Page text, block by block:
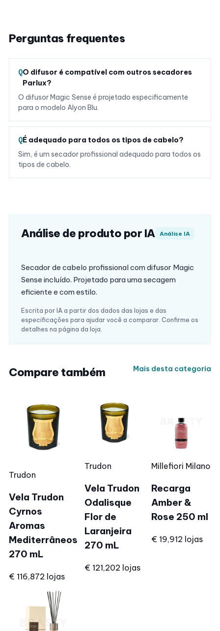
Perguntas frequentes
O difusor é compatível com outros secadores
Parlux?
O difusor Magic Sense é projetado especificamente
para o modelo Alyon Blu.
É adequado para todos os tipos de cabelo?
Sim, é um secador profissional adequado para todos os
tipos de cabelo.
Análise de produto por IA Análise IA
Secador de cabelo profissional com difusor Magic
Sense incluído. Projetado para uma secagem
eficiente e com estilo.
Escrita por IA a partir dos dados das lojas e das
especificações para ajudar você a comparar. Confirme os
detalhes na página da loja.
Compare também Mais desta categoria
Trudon
Vela Trudon
Cyrnos
Aromas
Mediterrâneos
270 mL
€ 116,872 lojas
Trudon
Vela Trudon
Odalisque
Flor de
Laranjeira
270 mL
€ 121,202 lojas
Millefiori Milano
Recarga
Amber &
Rose 250 ml
€ 19,912 lojas